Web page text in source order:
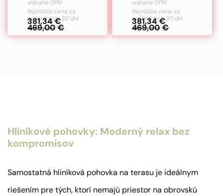
469,00 €
cena
bola:
469,00€.
381,34 €
cena
je:
381,34€.
vrátane DPH
Najnižšia cena za
posledných 30 dní
469,00 €
cena
bola:
469,00€.
381,34 €
cena
je:
381,34€.
vrátane DPH
Najnižšia cena za
posledných 30 dní
Hliníkové pohovky: Moderný relax bez
kompromisov
Samostatná hliníková pohovka na terasu je ideálnym
riešením pre tých, ktorí nemajú priestor na obrovskú